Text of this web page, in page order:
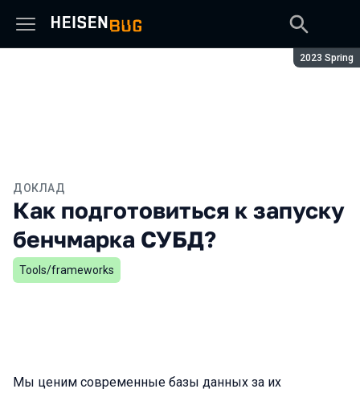
Сезон:
2023 Spring
ДОКЛАД
Как подготовиться к запуску
бенчмарка СУБД?
Tools/frameworks
Мы ценим современные базы данных за их